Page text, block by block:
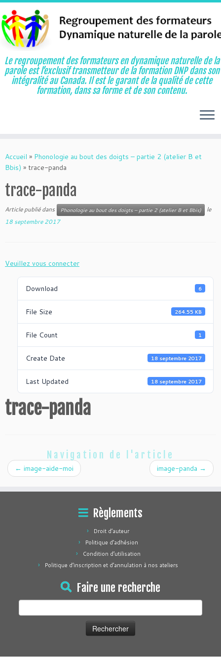
au
contenu
Le regroupement des formateurs en dynamique naturelle de la
parole est l’exclusif transmetteur de la formation DNP dans son
intégralité au Canada. Il est le garant de la qualité de cette
formation, dans sa forme et de son contenu.
Accueil » Phonologie au bout des doigts – partie 2 (atelier B et
Bbis) » trace-panda
trace-panda
Article publié dans Phonologie au bout des doigts – partie 2 (atelier B et Bbis)
le
18 septembre 2017
Veuillez vous connecter
Download 6
File Size 264.55 KB
File Count 1
Create Date 18 septembre 2017
Last Updated 18 septembre 2017
trace-panda
Navigation de l'article
← image-aide-moi image-panda →
Règlements
Droit d’auteur
Politique d’adhésion
Condition d’utilisation
Politique d’inscription et d’annulation à nos ateliers
Faire une recherche